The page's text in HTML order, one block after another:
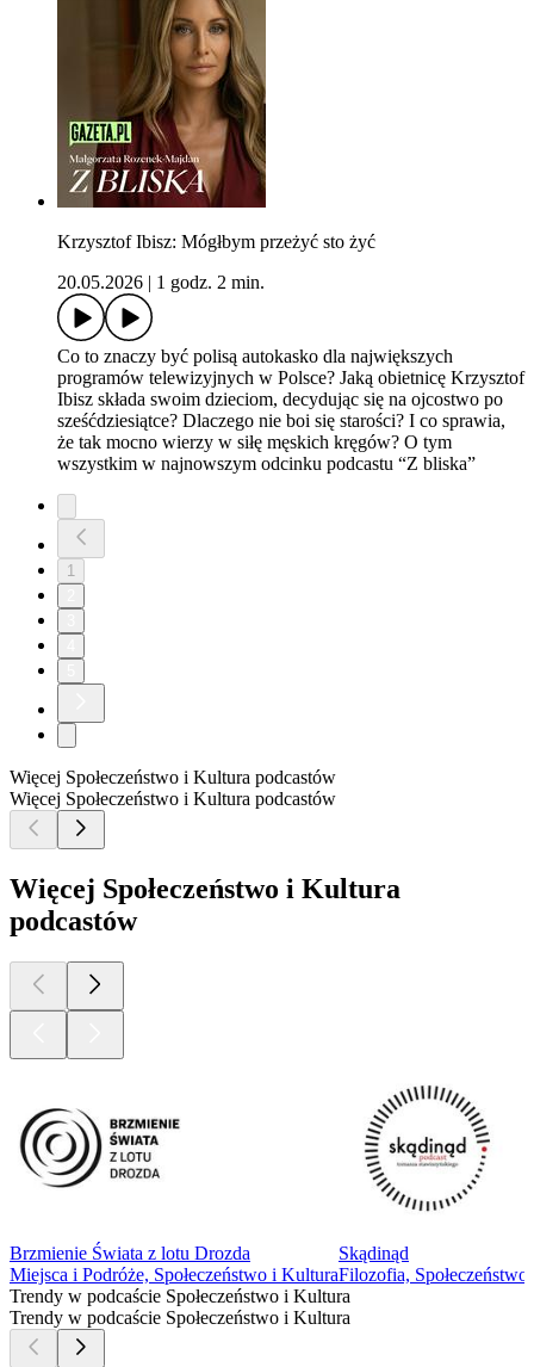
Krzysztof Ibisz: Mógłbym przeżyć sto żyć
20.05.2026
1 godz. 2 min.
Co to znaczy być polisą autokasko dla największych
programów telewizyjnych w Polsce? Jaką obietnicę Krzysztof
Ibisz składa swoim dzieciom, decydując się na ojcostwo po
sześćdziesiątce? Dlaczego nie boi się starości? I co sprawia,
że tak mocno wierzy w siłę męskich kręgów? O tym
wszystkim w najnowszym odcinku podcastu “Z bliska”
1
Więcej Społeczeństwo i Kultura podcastów
Więcej Społeczeństwo i Kultura podcastów
Więcej Społeczeństwo i Kultura
podcastów
Brzmienie Świata z lotu Drozda
Miejsca i Podróże, Społeczeństwo i Kultura
Skądinąd
Filozofia,
Trendy w podcaście Społeczeństwo i Kultura
Trendy w podcaście Społeczeństwo i Kultura